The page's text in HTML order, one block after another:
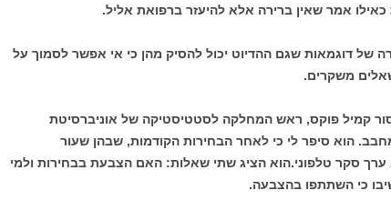
אמר שאין ברירה אלא להיעזר ברפואת אליל.
של דוגמאות שגם ההדיוט יכול להסיק מהן כי אי אפשר לסמוך על
משקרים.
קמיל פוקס, ראש המחלקה לסטטיסטיקה של אוניברסיטת
הוא סיפר לי כי לאחר הבחירות הקודמות, שבהן שעור
68.9 אחוזים הוא ערך סקר טלפוני.הוא הציג שתי שאלות: האם הצבעת בבחירות ולמי